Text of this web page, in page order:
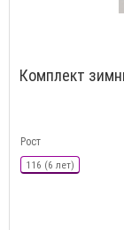
Комплект
Рост
116 (6 лет)